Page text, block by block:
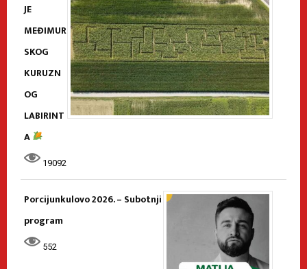
JE
MEĐIMUR
SKOG
KURUZN
OG
LABIRINT
A
19092
Porcijunkulovo 2026. – Subotnji
program
552